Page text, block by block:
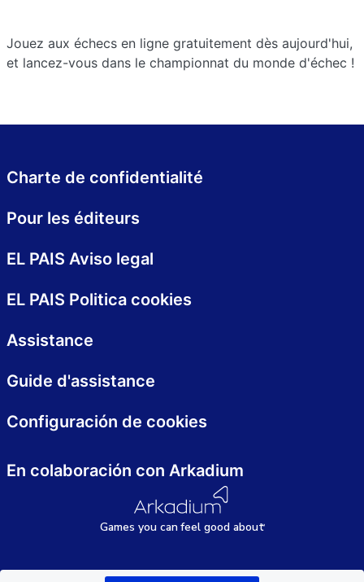
Jouez aux échecs en ligne gratuitement dès aujourd'hui,
et lancez-vous dans le championnat du monde d'échec !
En colaboración con Arkadium
Games you canfeel good about
Charte de confidentialité
EL PAIS Aviso legal
Assistance
Pour les éditeurs
EL PAIS Politica cookies
Guide d'assistance
Configuración de cookies